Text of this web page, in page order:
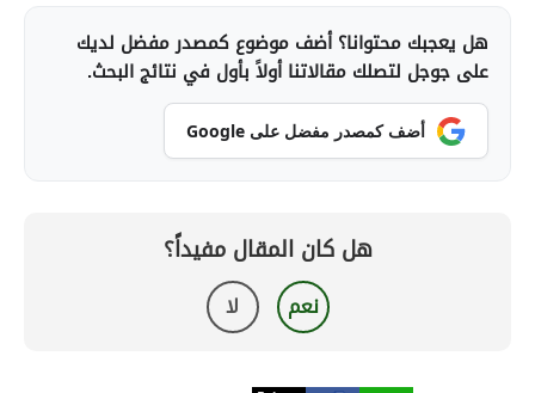
هل يعجبك محتوانا؟ أضف موضوع كمصدر مفضل لديك
على جوجل لتصلك مقالاتنا أولاً بأول في نتائج البحث.
أضف كمصدر مفضل على Google
هل كان المقال مفيداً؟
نعم لا